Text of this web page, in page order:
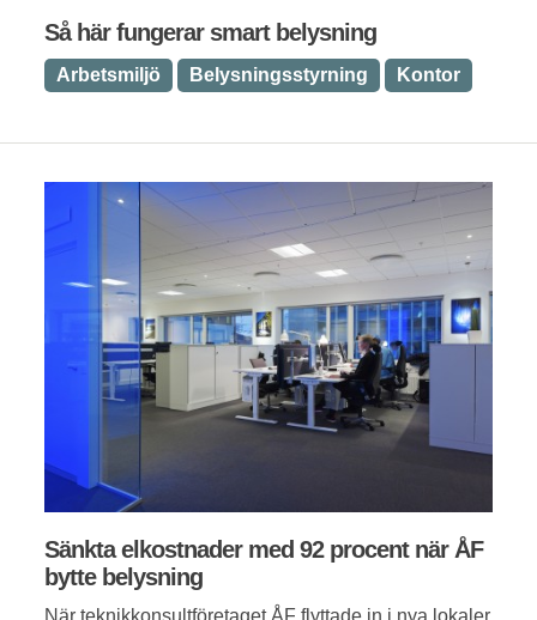
Så här fungerar smart belysning
Arbetsmiljö Belysningsstyrning Kontor
Sänkta elkostnader med 92 procent när ÅF
bytte belysning
När teknikkonsultföretaget ÅF flyttade in i nya lokaler